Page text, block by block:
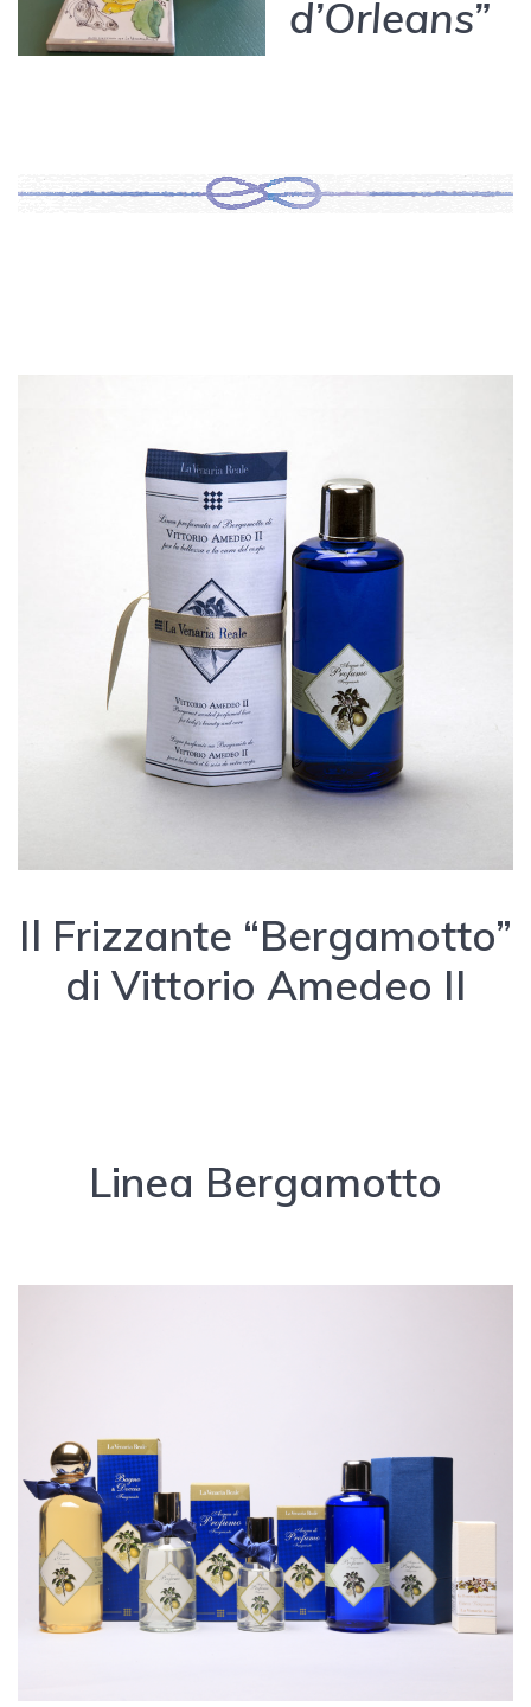
d’Orleans”
Il Frizzante “Bergamotto”
di Vittorio Amedeo II
Linea Bergamotto